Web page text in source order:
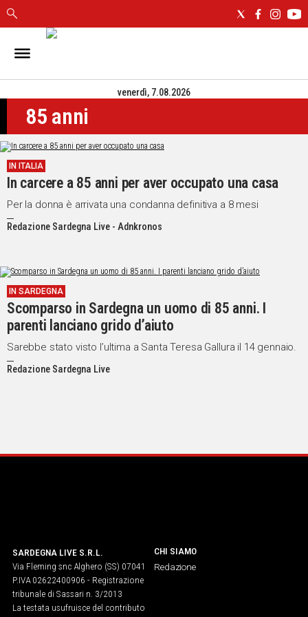
IN
CAGLIARI
SASSARI
NUORO
ORISTANO
SULCIS
GALLURA
OGLIASTRA
MEDIO
ALTRE
NOTIZIE
POLITICA
IN
ITALIA
MONDO
UNISCITI
AL CANALE
WHATSAPP
venerdì, 7.08.2026
85 anni
IN ITALIA
In carcere a 85 anni per aver occupato una casa
Per la donna è arrivata una condanna definitiva a 8 mesi
Redazione Sardegna Live - Adnkronos
IN SARDEGNA
Scomparso in Sardegna un uomo di 85 anni. I
parenti lanciano grido d’aiuto
Sarebbe stato visto l’ultima a Santa Teresa Gallura il 14 gennaio.
Redazione Sardegna Live
SARDEGNA LIVE S.R.L.
Via Fleming snc Alghero (SS) 07041
P.IVA 02622400906 - Registrazione
tribunale di Sassari n. 3/2013
La testata usufruisce del contributo
CHI SIAMO
Redazione